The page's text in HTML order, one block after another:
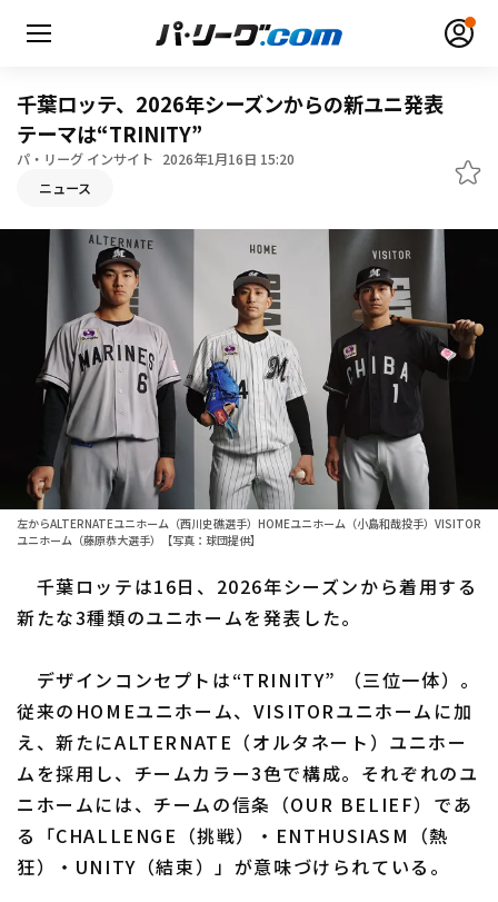
無料アカウント登録
HOME
動画
日程・結果
順位表･成績
1軍公式戦
ファーム東地区
ファーム中地区
ファーム西地区
選手名鑑
選手名鑑トップ
北海道日本ハムファイターズ
埼玉西武ライオンズ
千葉ロッテマリーンズ
オリックス・バファローズ
福岡ソフトバンクホークス
ニュース
設定
千葉ロッテ、2026年シーズンからの新ユニ発表
テーマは“TRINITY”
パ・リーグ インサイト 2026年1月16日 15:20
ニュース
左からALTERNATEユニホーム（西川史礁選手）HOMEユニホーム（小島和哉投手）VISITOR
ユニホーム（藤原恭大選手）【写真：球団提供】
千葉ロッテは16日、2026年シーズンから着用する
新たな3種類のユニホームを発表した。
デザインコンセプトは“TRINITY” （三位一体）。
従来のHOMEユニホーム、VISITORユニホームに加
え、新たにALTERNATE（オルタネート）ユニホー
ムを採用し、チームカラー3色で構成。それぞれのユ
ニホームには、チームの信条（OUR BELIEF）であ
る「CHALLENGE（挑戦）・ENTHUSIASM（熱
狂）・UNITY（結束）」が意味づけられている。